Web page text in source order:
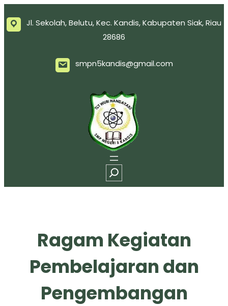
Jl. Sekolah, Belutu, Kec. Kandis, Kabupaten Siak, Riau
28686
smpn5kandis@gmail.com
S
e
h
Ragam Kegiatan
Pembelajaran dan
Pengembangan